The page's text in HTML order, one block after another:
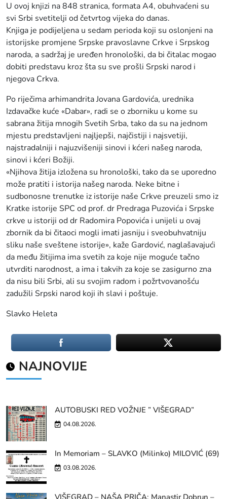
U ovoj knjizi na 848 stranica, formata A4, obuhvaćeni su
svi Srbi svetitelji od četvrtog vijeka do danas.
Knjiga je podijeljena u sedam perioda koji su oslonjeni na
istorijske promjene Srpske pravoslavne Crkve i Srpskog
naroda, a sadržaj je uređen hronološki, da bi čitalac mogao
dobiti predstavu kroz šta su sve prošli Srpski narod i
njegova Crkva.
Po riječima arhimandrita Jovana Gardovića, urednika
Izdavačke kuće «Dabar», radi se o zborniku u kome su
sabrana žitija mnogih Svetih Srba, tako da su na jednom
mjestu predstavljeni najljepši, najčistiji i najsvetiji,
najstradalniji i najuzvišeniji sinovi i kćeri našeg naroda,
sinovi i kćeri Božiji.
«Njihova žitija izložena su hronološki, tako da se uporedno
može pratiti i istorija našeg naroda. Neke bitne i
sudbonosne trenutke iz istorije naše Crkve preuzeli smo iz
Kratke istorije SPC od prof. dr Predraga Puzovića i Srpske
crkve u istoriji od dr Radomira Popovića i unijeli u ovaj
zbornik da bi čitaoci mogli imati jasniju i sveobuhvatniju
sliku naše sveštene istorije», kaže Gardović, naglašavajući
da među žitijima ima svetih za koje nije moguće tačno
utvrditi narodnost, a ima i takvih za koje se zasigurno zna
da nisu bili Srbi, ali su svojim radom i požrtvovanošću
zadužili Srpski narod koji ih slavi i poštuje.
Slavko Heleta
NAJNOVIJE
AUTOBUSKI RED VOŽNJE ” VIŠEGRAD”
04.08.2026.
In Memoriam – SLAVKO (Milinko) MILOVIĆ (69)
03.08.2026.
VIŠEGRAD – NAŠA PRIČA: Manastir Dobrun –